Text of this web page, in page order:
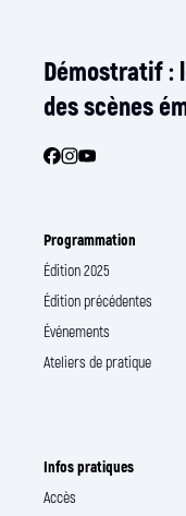
Démostratif :
des scènes
Programmation
Édition 2025
Édition précédentes
Événements
Ateliers de pratique
Infos pratiques
Accès